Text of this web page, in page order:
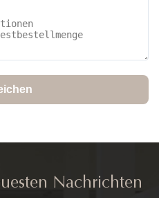
Nachrichten